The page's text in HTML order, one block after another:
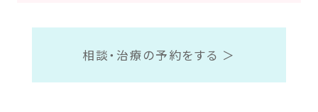
相談・治療の予約をする ＞